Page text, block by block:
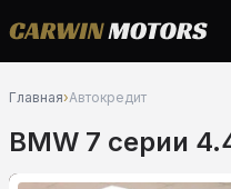
Главная›Автокредит
BMW 7 серии